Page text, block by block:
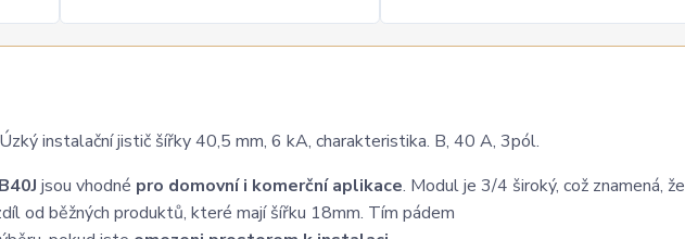
instalační jistič šířky 40,5 mm, 6 kA, charakteristika. B, 40 A, 3pól.
jsou vhodné pro domovní i komerční aplikace. Modul je 3/4 široký, což znamená, že
od běžných produktů, které mají šířku 18mm. Tím pádem